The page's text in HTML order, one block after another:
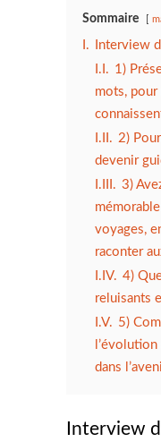
Sommaire
I.
Interview
I.I. 1)
mots,
I.II. 2)
devenir
I.III. 3)
voyages,
raconter
I.IV. 4)
reluisants
I.V. 5)
dans
Interview